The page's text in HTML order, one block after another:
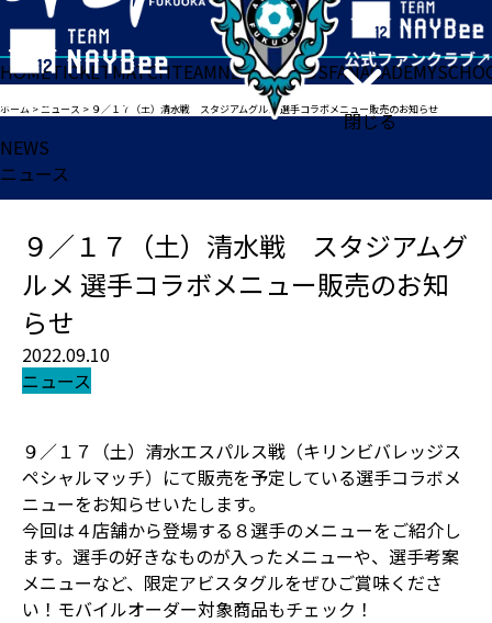
閉じる
HOMETICKETMATCHTEAMNEWSGOODSFANACADEMY
ホーム >ニュース > ９／１７（土）清水戦 スタジアムグルメ 選手コラボメニュー販売のお知らせ
NEWS
ニュース
９／１７（土）清水戦 スタジアムグ
ルメ 選手コラボメニュー販売のお知
らせ
2022.09.10
ニュース
９／１７（土）清水エスパルス戦（キリンビバレッジス
ペシャルマッチ）にて販売を予定している選手コラボメ
ニューをお知らせいたします。
今回は４店舗から登場する８選手のメニューをご紹介し
ます。選手の好きなものが入ったメニューや、選手考案
メニューなど、限定アビスタグルをぜひご賞味くださ
い！モバイルオーダー対象商品もチェック！